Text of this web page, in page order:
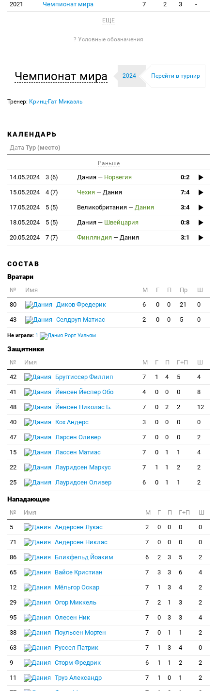
2021
Чемпионат мира 7 2 3 -
ЕЩЕ
? Условные обозначения
Чемпионат мира 2024 Перейти в турнир
Тренер: Кринц-Гат Микаэль
КАЛЕНДАРЬ
Дата Тур (место)
Раньше
14.05.2024 3 (6) Дания — Норвегия 0:2
15.05.2024 4 (7) Чехия — Дания 7:4
17.05.2024 5 (5) Великобритания — Дания 3:4
18.05.2024 5 (5) Дания — Швейцария 0:8
20.05.2024 7 (7) Финляндия — Дания 3:1
СОСТАВ
Вратари
№ Имя M Г П Пр
Ш
80
Диков Фредерик 6 0 0 21 0
43 Селдруп Матиас 2 0 0 5 0
Не играли: 1 Рорт Уильям
Защитники
№ Имя M Г П Г+П
Ш
42
Бруггиссер Филлип 7 1 4 5 4
41 Йенсен Йеспер Обо 4 0 0 0 8
48 Йенсен Николас Б. 7 0 2 2 12
40 Кох Андерс 3 0 0 0 0
47 Ларсен Оливер 7 0 0 0 2
15 Лассен Матиас 7 0 1 1 4
22 Лауридсен Маркус 7 1 1 2 2
25 Лауридсен Оливер 6 0 1 1 2
Нападающие
№ Имя M Г П Г+П
Ш
5
Андерсен Лукас 2 0 0 0 0
71 Андерсен Никлас 7 0 0 0 0
86 Бликфельд Йоаким 6 2 3 5 2
65 Вайсе Кристиан 7 3 3 6 4
12 Мёльгор Оскар 7 1 3 4 2
29 Огор Миккель 7 2 1 3 2
95 Олесен Ник 7 0 3 3 4
38 Поульсен Мортен 7 0 1 1 2
63 Руссел Патрик 7 1 3 4 0
9 Сторм Фредрик 6 1 1 2 2
11 Труэ Александр 7 1 0 1 2